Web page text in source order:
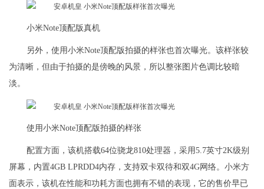
小米Note顶配版真机
另外，使用小米Note顶配版拍摄的样张也首次曝光。该样张较
为清晰，但由于拍摄的是傍晚的风景，所以整张图片色调比较暗
淡。
使用小米Note顶配版拍摄的样张
配置方面，该机搭载64位骁龙810处理器，采用5.7英寸2K级别
屏幕，内置4GB LPRDD4内存，支持双卡双待和双4G网络。小米方
面表示，该机在性能和功耗方面也拥有不错的表现，它的售价早已